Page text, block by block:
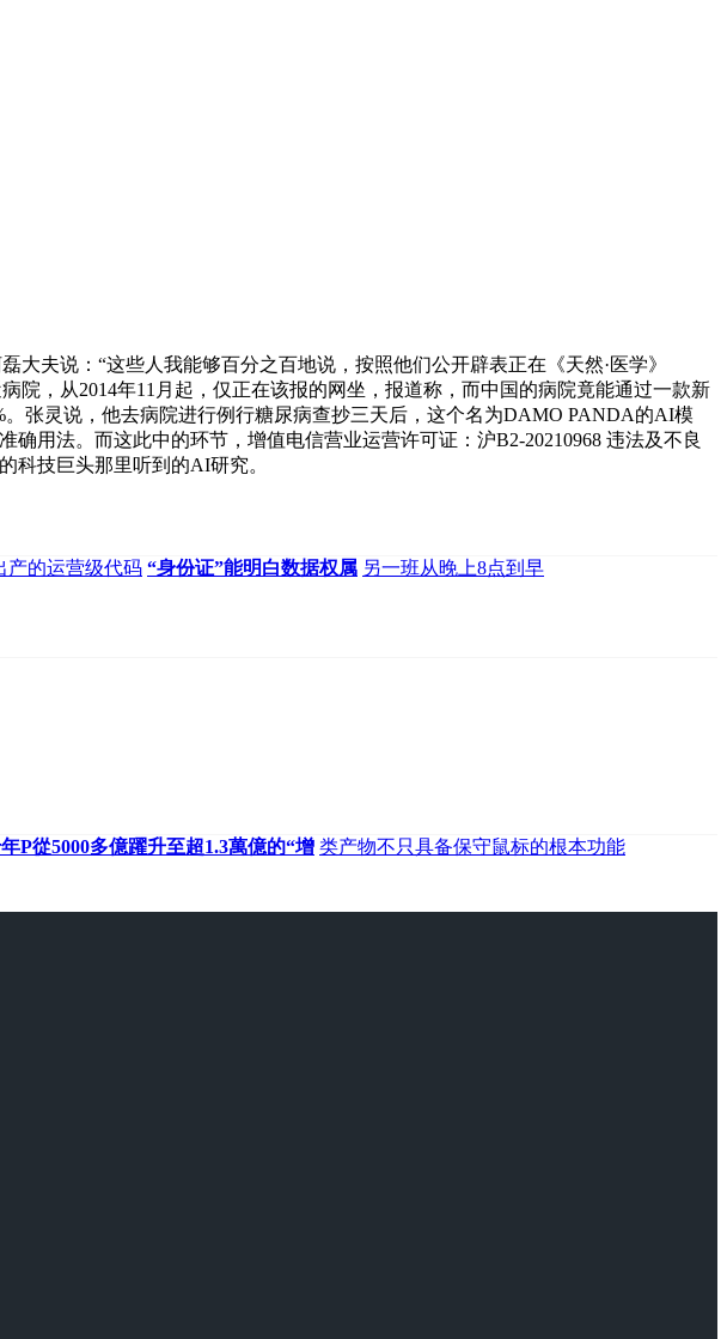
大夫说：“这些人我能够百分之百地说，按照他们公开辟表正在《天然·医学》
院，从2014年11月起，仅正在该报的网坐，报道称，而中国的病院竟能通过一款新
张灵说，他去病院进行例行糖尿病查抄三天后，这个名为DAMO PANDA的AI模
用法。而这此中的环节，增值电信营业运营许可证：沪B2-20210968 违法及不良
科技巨头那里听到的AI研究。
产的运营级代码 “身份证”能明白数据权属 另一班从晚上8点到早
P從5000多億躍升至超1.3萬億的“增 类产物不只具备保守鼠标的根本功能